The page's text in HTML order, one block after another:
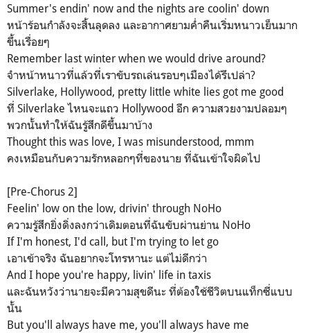
Summer's endin' now and the nights are coolin' down
หน้าร้อนกำลังจะสิ้นลุดลง และอากาศยามค่ำคืนเริ่มหนาวเย็นมาก
ขึ้นเรื่อยๆ
Remember last winter when we would drive around?
จำหน้าหนาวที่แล้วที่เราขับรถเล่นรอบๆเมืองได้รึเปล่า?
Silverlake, Hollywood, pretty little white lies got me good
ที่ Silverlake ไหนจะแถว Hollywood อีก ความสวยงามปลอมๆ
พวกนั้นทำให้ฉันรู้สึกดีขึ้นมาบ้าง
Thought this was love, I was misunderstood, mmm
คงเหมือนกับความรักหลอกๆที่ของนาย ที่ฉันเข้าใจผิดไป
[Pre-Chorus 2]
Feelin' low on the low, drivin' through NoHo
ความรู้สึกยิ่งดิ่งลงกว่าเดิมตอนที่ฉันขับผ่านย่าน NoHo
If I'm honest, I'd call, but I'm trying to let go
เอาเข้าจริง ฉันอยากจะโทรหานะ แต่ไม่ดีกว่า
And I hope you're happy, livin' life in taxis
และฉันหวังว่านายจะมีความสุขดีนะ ที่ต้องใช้ชีวิตบนแท็กซี่แบบ
นั้น
But you'll always have me, you'll always have me